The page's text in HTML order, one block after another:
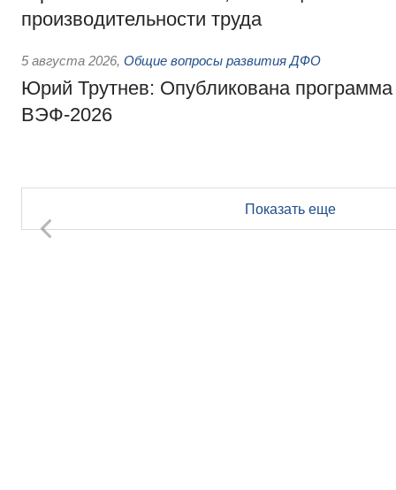
производительности труда
5 августа 2026, Общие вопросы развития ДФО
Юрий Трутнев: Опубликована
ВЭФ-2026
Показать еще